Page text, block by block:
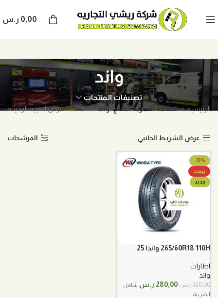
0,00 ر.س
واند
تصنيفات المنتجات
الرئيسية العلامة التجارية المنتج واند عرض النتيجة الوحيدة
عرض الشريط الجانبي المرشحات
-13%
بيعت
جديد
265/60R18 110H واندا 25
اطارات
واند
320,00ر.س السعر
280,00 ر.س السعر
شامل
الضريبة